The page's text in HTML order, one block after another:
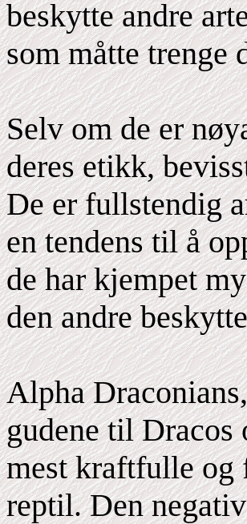
beskytte andre
som måtte trenge
Selv om de er
deres etikk,
De er fullstendig
en tendens til å
de har kjempet
den andre
Alpha
gudene til Dracos
mest kraftfulle og
reptil. Den